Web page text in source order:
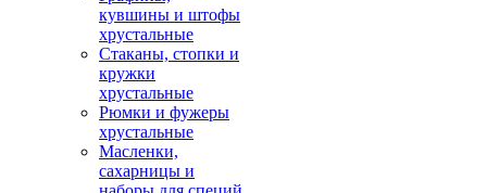
кувшины и штофы
хрустальные
Стаканы, стопки и
кружки
хрустальные
Рюмки и фужеры
хрустальные
Масленки,
сахарницы и